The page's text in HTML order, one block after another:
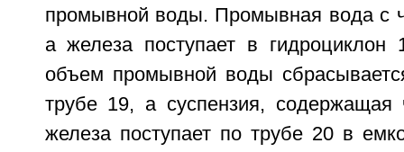
промывной воды. Промывная вода с
а железа поступает в гидроциклон
объем промывной воды
трубе 19, а суспензия, содержащая
железа поступает по трубе 20 в